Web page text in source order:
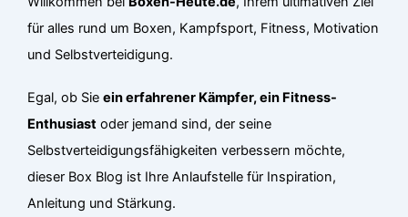
für alles rund um Boxen, Kampfsport, Fitness, Motivation
und Selbstverteidigung.
Egal, ob Sieein erfahrener Kämpfer, ein Fitness-
Enthusiast oder jemand sind, der seine
Selbstverteidigungsfähigkeiten verbessern möchte,
dieser Box Blog ist Ihre Anlaufstelle für Inspiration,
Anleitung und Stärkung.